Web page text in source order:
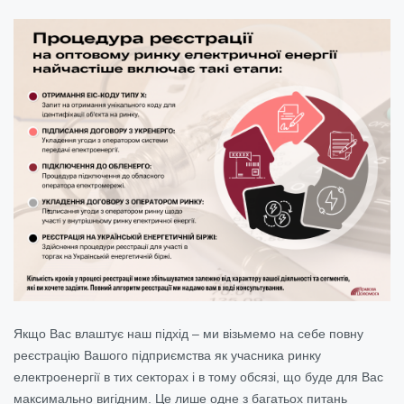
Якщо Вас влаштує наш підхід – ми візьмемо на себе повну
реєстрацію Вашого підприємства як учасника ринку
електроенергії в тих секторах і в тому обсязі, що буде для Вас
максимально вигідним. Це лише одне з багатьох питань